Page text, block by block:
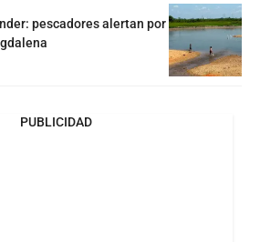
pescadores alertan por
PUBLICIDAD